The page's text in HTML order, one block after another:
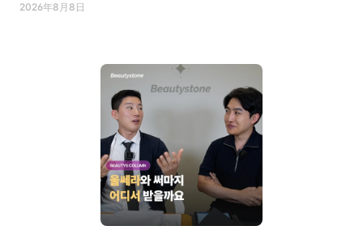
2026年8月8日